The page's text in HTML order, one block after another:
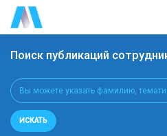
Поиск публикаций
ИСКАТЬ